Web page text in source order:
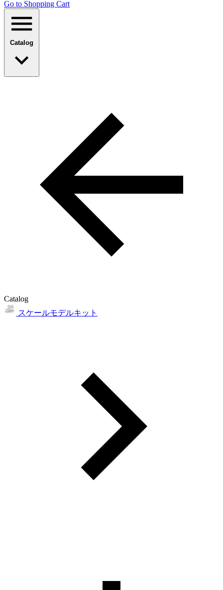
Go to Shopping Сart
Catalog
Catalog
スケールモデルキット